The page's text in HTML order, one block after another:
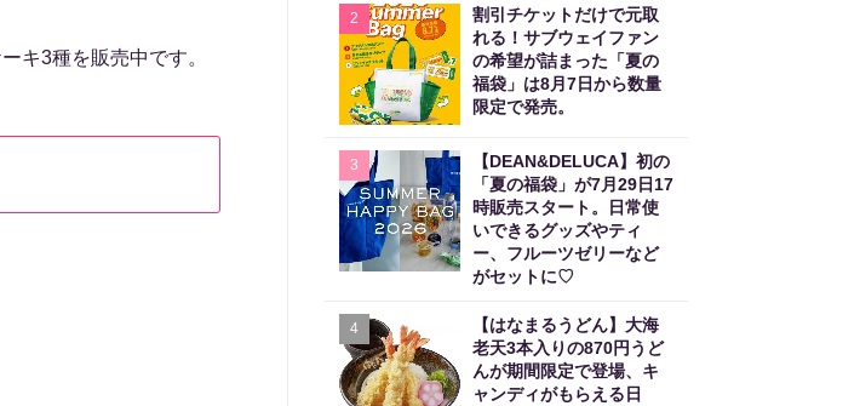
キ3種を販売中です。
2
割引チケットだけで元取
れる！サブウェイファン
の希望が詰まった「夏の
福袋」は8月7日から数量
限定で発売。
3
【DEAN&DELUCA】初の
「夏の福袋」が7月29日17
時販売スタート。日常使
いできるグッズやティ
ー、フルーツゼリーなど
がセットに♡
4
【はなまるうどん】大海
老天3本入りの870円うど
んが期間限定で登場、キ
ャンディがもらえる日